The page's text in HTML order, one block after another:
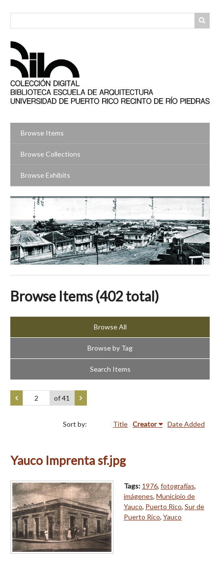
Browse Items
Browse Collections
Browse Exhibits
Browse Items (402 total)
Browse All
Browse by Tag
Search Items
of 41
Sort by: Title Creator Date Added
Yauco Imprenta sf.jpg
Tags: 1976, fotografías,
imágenes, Municipio de
Yauco, Puerto Rico, Sur de
Puerto Rico, Yauco